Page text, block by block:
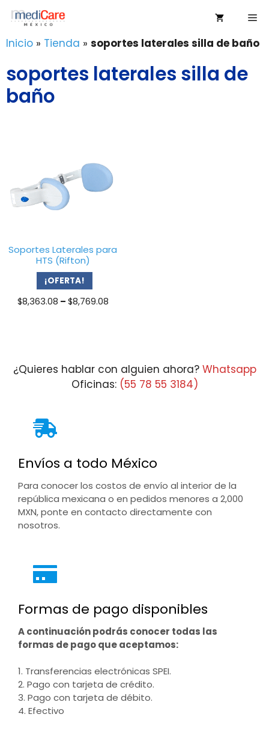
Saltar
contenido
Inicio » Tienda » soportes laterales silla de baño
soportes laterales silla de
baño
Soportes Laterales para
HTS (Rifton)
¡OFERTA!
$8,363.08 – $8,769.08Price
¿Quieres hablar con alguien ahora? Whatsapp
Oficinas: (55 78 55 3184)
Envíos a todo México
Para conocer los costos de envío al interior de la
república mexicana o en pedidos menores a 2,000
MXN, ponte en contacto directamente con
nosotros.
Formas de pago disponibles
A continuación podrás conocer todas las
formas de pago que aceptamos:
1. Transferencias electrónicas SPEI.
2. Pago con tarjeta de crédito.
3. Pago con tarjeta de débito.
4. Efectivo